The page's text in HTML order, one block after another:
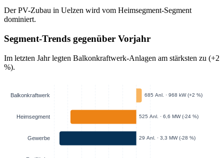
Der PV-Zubau in Uelzen wird vom Heimsegment-Segment
dominiert.
Segment-Trends gegenüber Vorjahr
Im letzten Jahr legten Balkonkraftwerk-Anlagen am stärksten zu (+2
%).